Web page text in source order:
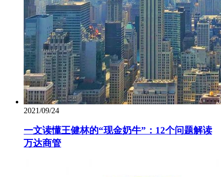
2021/09/24
一文读懂王健林的“现金奶牛”：12个问题解读
万达商管